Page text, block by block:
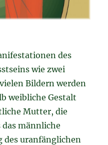
des
wie zwei
Bildern werden
weibliche Gestalt
Mutter, die
männliche
des uranfänglichen